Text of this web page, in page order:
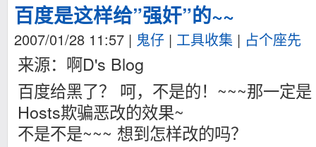
百度是这样给”强奸”的~~
2007/01/28 11:57 | 鬼仔 | 工具收集 | 占个座先
来源：啊D's Blog
百度给黑了？ 呵，不是的！~~~那一定
Hosts欺骗恶改的效果~
不是不是~~~ 想到怎样改的吗？